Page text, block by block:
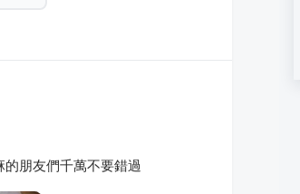
朋友們千萬不要錯過